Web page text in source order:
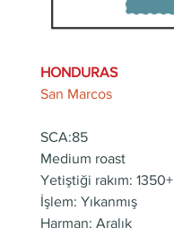
HONDURAS
San Marcos
SCA:85
Medium roast
Yetiştiği rakım: 1350+
İşlem: Yıkanmış
Harman: Aralık